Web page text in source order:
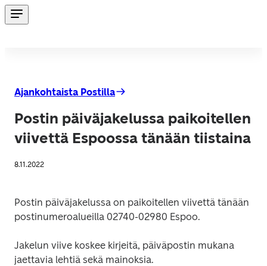
Ajankohtaista Postilla
Postin päiväjakelussa paikoitellen
viivettä Espoossa tänään tiistaina
8.11.2022
Postin päiväjakelussa on paikoitellen viivettä tänään
postinumeroalueilla 02740-02980 Espoo.
Jakelun viive koskee kirjeitä, päiväpostin mukana
jaettavia lehtiä sekä mainoksia.